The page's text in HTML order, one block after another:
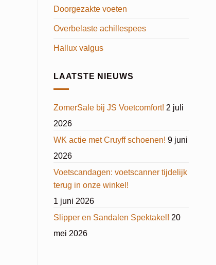
Doorgezakte voeten
Overbelaste achillespees
Hallux valgus
LAATSTE NIEUWS
ZomerSale bij JS Voetcomfort! 2 juli
2026
WK actie met Cruyff schoenen! 9 juni
2026
Voetscandagen: voetscanner tijdelijk
terug in onze winkel!
1 juni 2026
Slipper en Sandalen Spektakel! 20
mei 2026